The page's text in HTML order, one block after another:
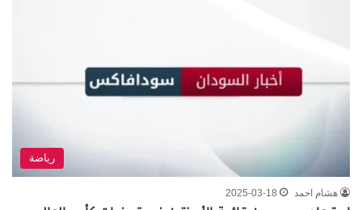
رياضة
هشام احمد 2025-03-18